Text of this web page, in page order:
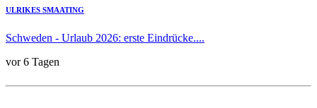
ULRIKES SMAATING
Schweden - Urlaub 2026: erste Eindrücke....
vor 6 Tagen